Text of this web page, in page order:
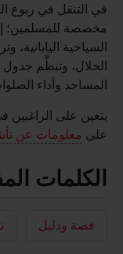
في التنقل في ربوع
مخصصة للمسلمين؛
السياحية
الحلال، وتنظِّم جدول
المساجد وأداء
يتعين على الراغبين
على معلومات عن
الكلمات
قصة ودليل